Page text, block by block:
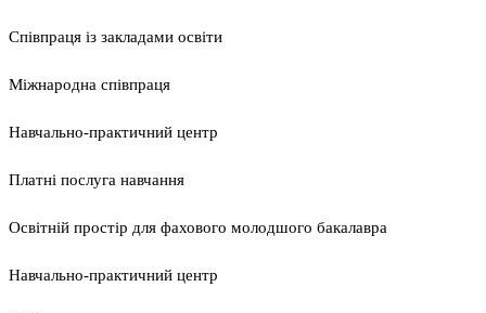
Співпраця із закладами освіти
Міжнародна співпраця
Навчально-практичний центр
Платні послуга навчання
Освітній простір для фахового молодшого бакалавра
Навчально-практичний центр